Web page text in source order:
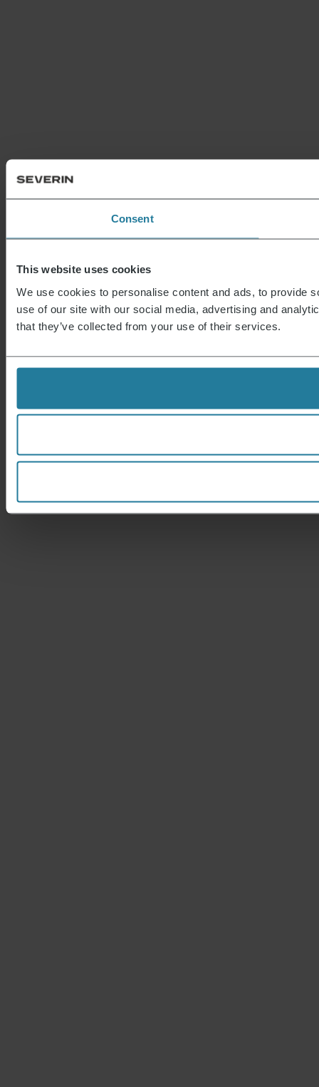
Consent
This website uses cookies
We use cookies to personalise content and ads, to provide
use of our site with our social media, advertising and
that they’ve collected from your use of their services.